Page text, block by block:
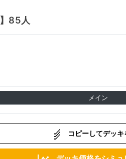
85人
メイン
コピーしてデッキ